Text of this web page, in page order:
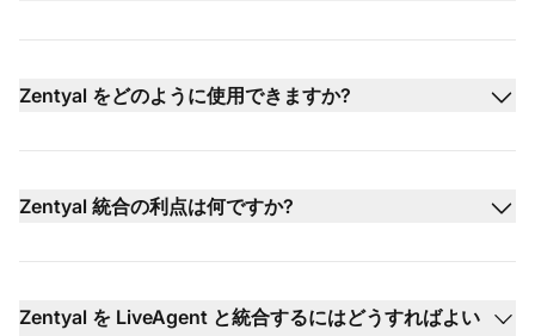
Zentyal をどのように使用できますか?
Zentyal 統合の利点は何ですか?
Zentyal を LiveAgent と統合するにはどうすればよい